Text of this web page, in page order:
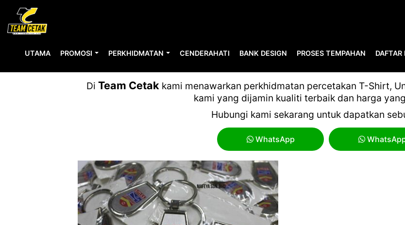
UTAMA PROMOSI PERKHIDMATAN CENDERAHATI BANK DESIGN PROSES TEMPAHAN DAFTAR
Di Team Cetakkami menawarkan perkhidmatan percetakan T-Shirt,
kami yang dijamin kualiti terbaik dan harga
Hubungi kami sekarang untuk dapatkan
WhatsApp